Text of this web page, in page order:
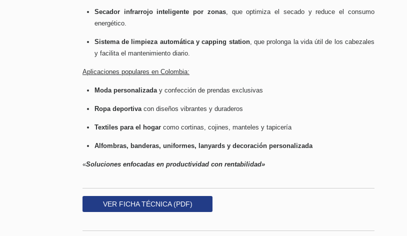
Secador infrarrojo inteligente por zonas, que optimiza el secado y reduce el consumo
energético.
Sistema de limpieza automática y capping station, que prolonga la vida útil de los cabezales
y facilita el mantenimiento diario.
Aplicaciones populares en Colombia:
Moda personalizaday confección de prendas exclusivas
Ropa deportivacon diseños vibrantes y duraderos
Textiles para el hogarcomo cortinas, cojines, manteles y tapicería
Alfombras, banderas, uniformes, lanyards y decoración personalizada
«Soluciones enfocadas en productividad con rentabilidad»
VER FICHA TÉCNICA (PDF)